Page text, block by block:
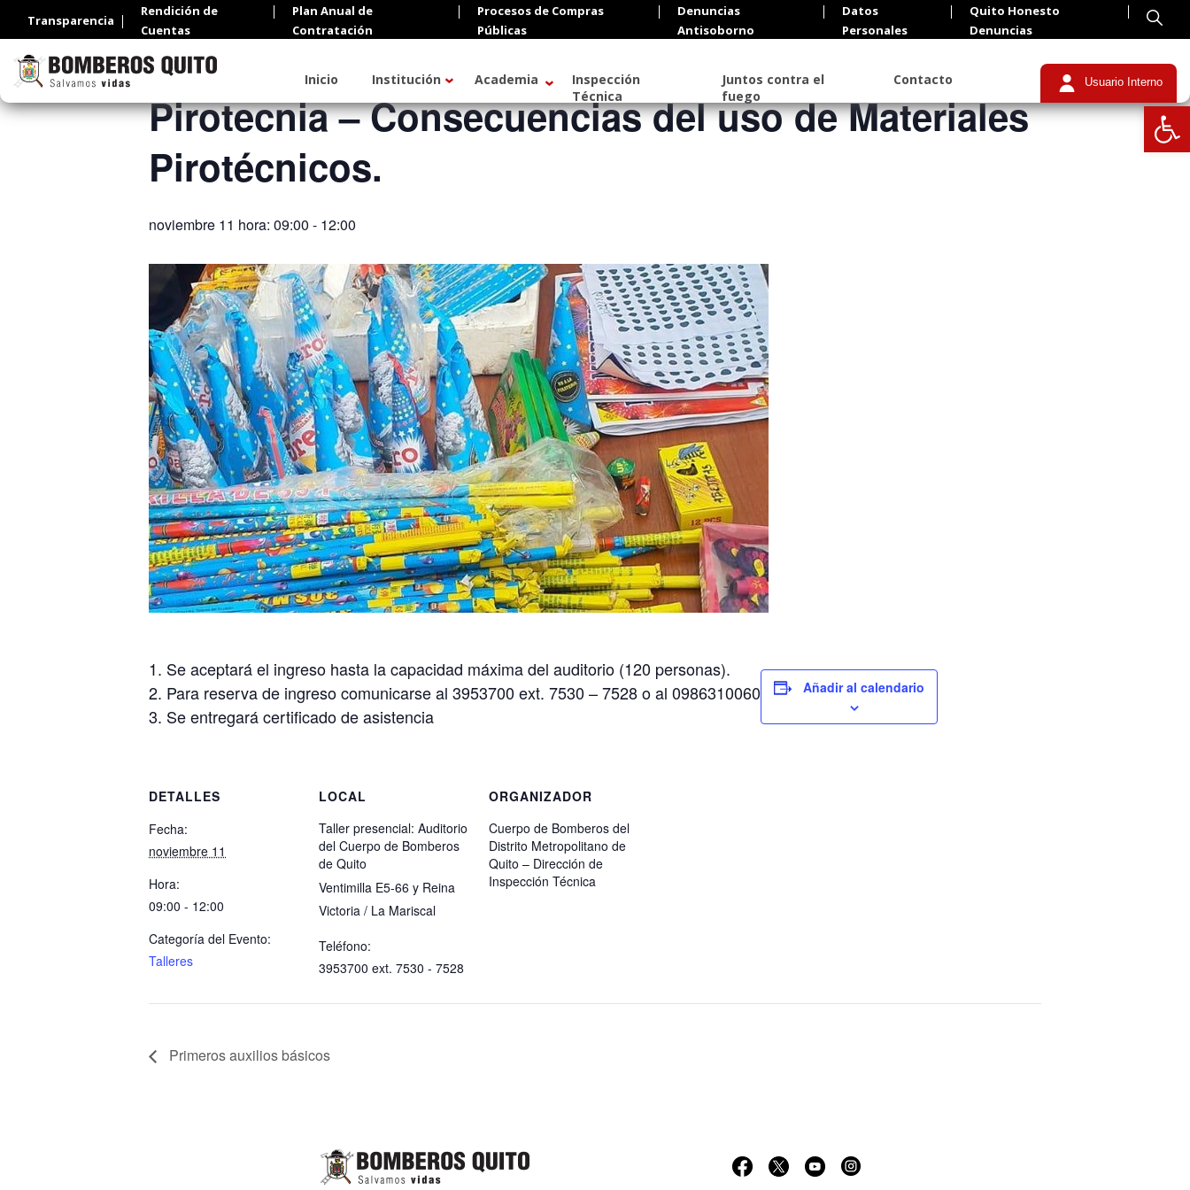
Transparencia
Rendición de
Cuentas
Plan Anual de
Contratación
Procesos de Compras
Públicas
Denuncias
Antisoborno
Datos
Personales
Quito Honesto
Denuncias
Inicio Institución Academia
Inspección
Técnica
Juntos contra el
fuego
Contacto Usuario Interno
« Todos los Eventos
Pirotecnia – Consecuencias del uso de Materiales
Pirotécnicos.
noviembre 11 hora: 09:00 - 12:00
Se aceptará el ingreso hasta la capacidad máxima del auditorio (120 personas).
Para reserva de ingreso comunicarse al 3953700 ext. 7530 – 7528 o al 0986310060
Se entregará certificado de asistencia
Añadir al calendario
DETALLES
Fecha:
noviembre 11
Hora:
09:00 - 12:00
Categoría del Evento:
Talleres
LOCAL
Taller presencial: Auditorio
del Cuerpo de Bomberos
de Quito
Ventimilla E5-66 y Reina
Victoria / La Mariscal
Teléfono:
3953700 ext. 7530 - 7528
ORGANIZADOR
Cuerpo de Bomberos del
Distrito Metropolitano de
Quito – Dirección de
Inspección Técnica
Primeros auxilios básicos